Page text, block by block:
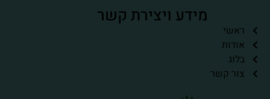
מידע ויצירת קשר
ראשי
אודות
בלוג
צור קשר